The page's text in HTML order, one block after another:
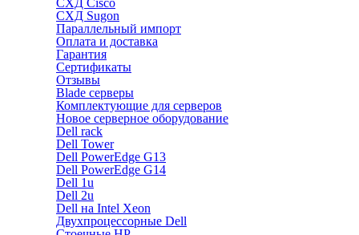
СХД Cisco
СХД Sugon
Параллельный импорт
Оплата и доставка
Гарантия
Сертификаты
Отзывы
Blade серверы
Комплектующие для серверов
Новое серверное оборудование
Dell rack
Dell Tower
Dell PowerEdge G13
Dell PowerEdge G14
Dell 1u
Dell 2u
Dell на Intel Xeon
Двухпроцессорные Dell